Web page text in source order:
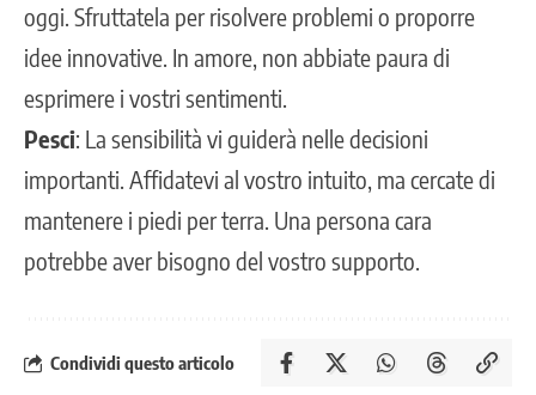
oggi. Sfruttatela per risolvere problemi o proporre
idee innovative. In amore, non abbiate paura di
esprimere i vostri sentimenti.
Pesci: La sensibilità vi guiderà nelle decisioni
importanti. Affidatevi al vostro intuito, ma cercate di
mantenere i piedi per terra. Una persona cara
potrebbe aver bisogno del vostro supporto.
Condividi questo articolo